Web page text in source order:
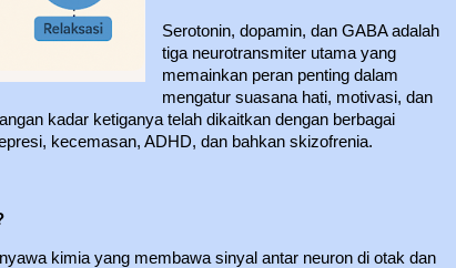
Serotonin, dopamin, dan GABA adalah
tiga neurotransmiter utama yang
memainkan peran penting dalam
mengatur suasana hati, motivasi, dan
kadar ketiganya telah dikaitkan dengan berbagai
kecemasan, ADHD, dan bahkan skizofrenia.
kimia yang membawa sinyal antar neuron di otak dan